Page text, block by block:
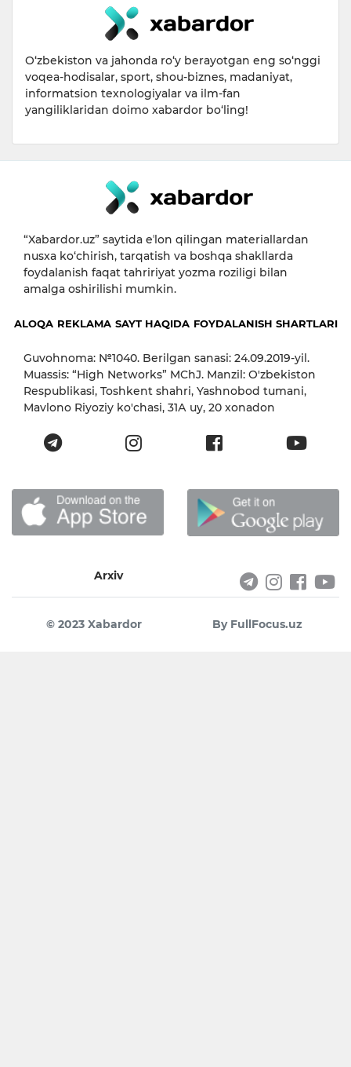
O‘zbekiston va jahonda ro‘y berayotgan eng so‘nggi
voqea-hodisalar, sport, shou-biznes, madaniyat,
informatsion texnologiyalar va ilm-fan
yangiliklaridan doimo xabardor bo‘ling!
“Xabardor.uz” saytida eʼlon qilingan materiallardan
nusxa ko‘chirish, tarqatish va boshqa shakllarda
foydalanish faqat tahririyat yozma roziligi bilan
amalga oshirilishi mumkin.
ALOQA REKLAMA SAYT HAQIDA FOYDALANISH SHARTLARI
Guvohnoma: №1040. Berilgan sanasi: 24.09.2019-yil.
Muassis: “High Networks” MChJ. Manzil: O'zbekiston
Respublikasi, Toshkent shahri, Yashnobod tumani,
Mavlono Riyoziy ko'chasi, 31А uy, 20 xonadon
Arxiv
© 2023 Xabardor By FullFocus.uz